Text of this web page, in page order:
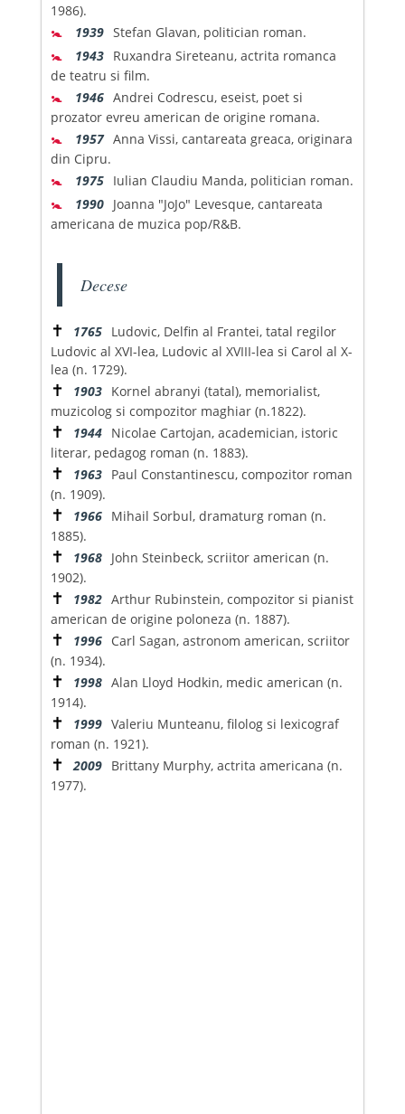
1986).
🚼 1939 Stefan Glavan, politician roman.
🚼 1943 Ruxandra Sireteanu, actrita romanca
de teatru si film.
🚼 1946 Andrei Codrescu, eseist, poet si
prozator evreu american de origine romana.
🚼 1957 Anna Vissi, cantareata greaca, originara
din Cipru.
🚼 1975 Iulian Claudiu Manda, politician roman.
🚼 1990 Joanna "JoJo" Levesque, cantareata
americana de muzica pop/R&B.
Decese
✝ 1765 Ludovic, Delfin al Frantei, tatal regilor
Ludovic al XVI-lea, Ludovic al XVIII-lea si Carol al X-
lea (n. 1729).
✝ 1903 Kornel abranyi (tatal), memorialist,
muzicolog si compozitor maghiar (n.1822).
✝ 1944 Nicolae Cartojan, academician, istoric
literar, pedagog roman (n. 1883).
✝ 1963 Paul Constantinescu, compozitor roman
(n. 1909).
✝ 1966 Mihail Sorbul, dramaturg roman (n.
1885).
✝ 1968 John Steinbeck, scriitor american (n.
1902).
✝ 1982 Arthur Rubinstein, compozitor si pianist
american de origine poloneza (n. 1887).
✝ 1996 Carl Sagan, astronom american, scriitor
(n. 1934).
✝ 1998 Alan Lloyd Hodkin, medic american (n.
1914).
✝ 1999 Valeriu Munteanu, filolog si lexicograf
roman (n. 1921).
✝ 2009 Brittany Murphy, actrita americana (n.
1977).